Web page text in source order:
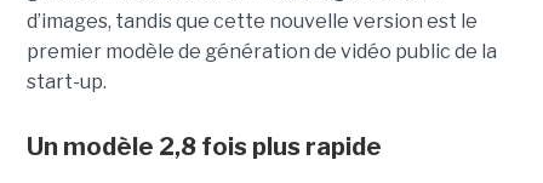
d’images, tandis que cette nouvelle version est le
premier modèle de génération de vidéo public de la
start-up.
Un modèle 2,8 fois plus rapide